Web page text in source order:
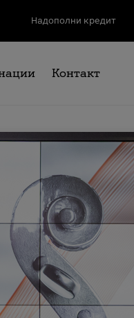
Надополни кредит
Контакт